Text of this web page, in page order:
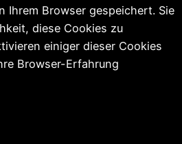
Ihrem Browser gespeichert. Sie
diese Cookies zu
einiger dieser Cookies
Browser-Erfahrung